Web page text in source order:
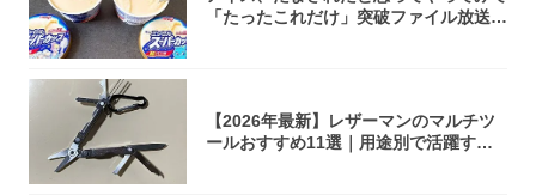
「たったこれだけ」突破ファイル放送で
【2026年最新】レザーマンのマルチツ
ールおすすめ11選｜用途別で活躍する